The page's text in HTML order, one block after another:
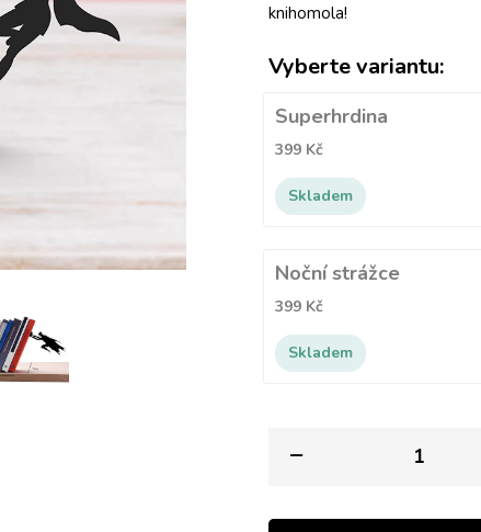
knihomola!
Vyberte variantu:
Superhrdina
399 Kč
Skladem
Noční strážce
399 Kč
Skladem